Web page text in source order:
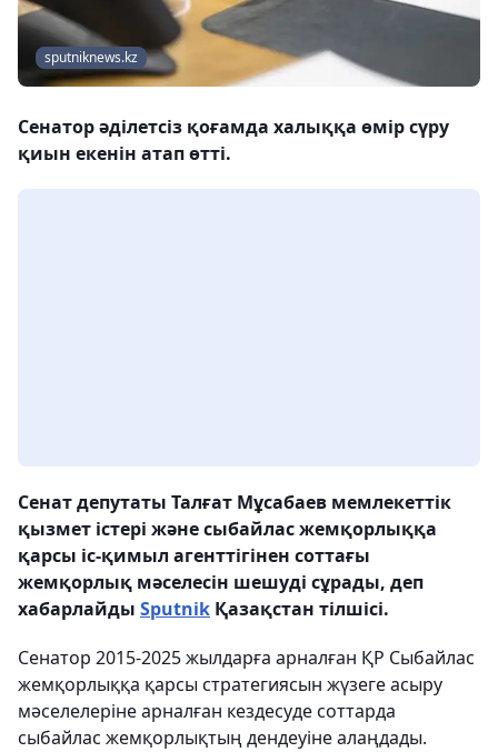
sputniknews.kz
Сенатор әділетсіз қоғамда халыққа өмір сүру
қиын екенін атап өтті.
Сенат депутаты Талғат Мұсабаев мемлекеттік
қызмет істері және сыбайлас жемқорлыққа
қарсы іс-қимыл агенттігінен соттағы
жемқорлық мәселесін шешуді сұрады, деп
хабарлайды Sputnik Қазақстан тілшісі.
Сенатор 2015-2025 жылдарға арналған ҚР Сыбайлас
жемқорлыққа қарсы стратегиясын жүзеге асыру
мәселелеріне арналған кездесуде соттарда
сыбайлас жемқорлықтың дендеуіне алаңдады.